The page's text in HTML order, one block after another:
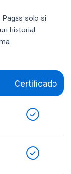
Pagas solo si
historial
Certificado